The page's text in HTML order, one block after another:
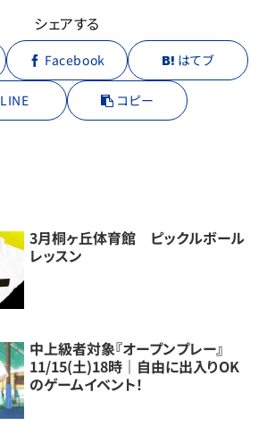
シェアする
Facebook はてブ
LINE コピー
3月桐ヶ丘体育館 ピックルボール
レッスン
中上級者対象『オープンプレー』
11/15(土)18時｜自由に出入りOK
のゲームイベント！